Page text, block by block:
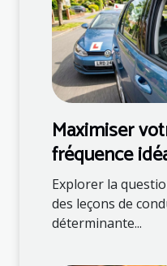
Maximiser
fréquence
conduite
Explorer la
des leçons de
déterminante...